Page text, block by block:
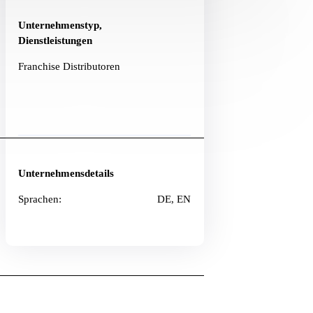
Unternehmenstyp,
Dienstleistungen
Franchise Distributoren
Unternehmensdetails
Sprachen: DE, EN